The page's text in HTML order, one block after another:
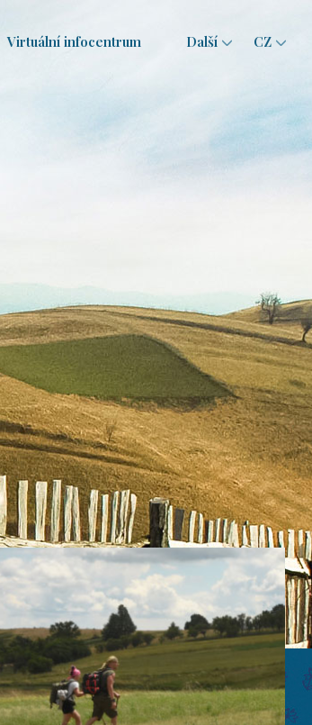
Virtuální infocentrum Další
CZ